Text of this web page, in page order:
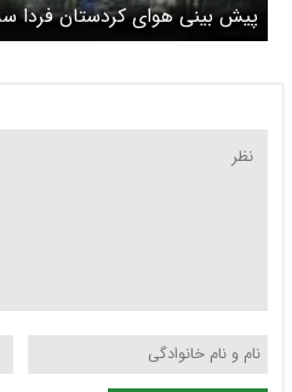
پدیده غالب استان در هفته جاری